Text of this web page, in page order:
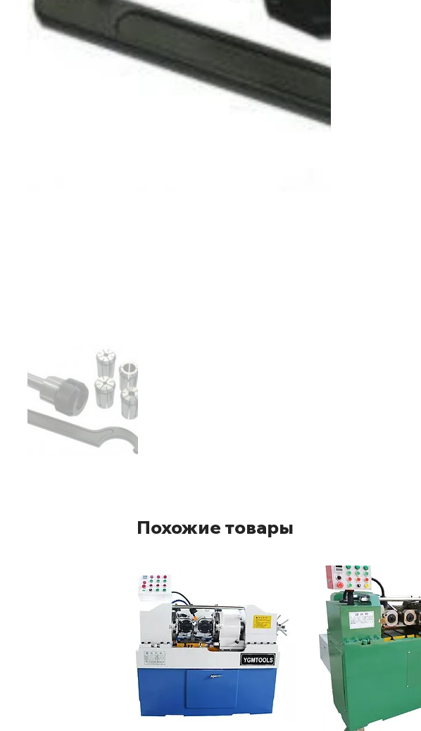
Похожие товары